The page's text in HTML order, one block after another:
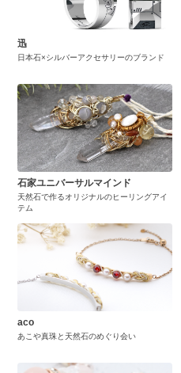
迅
日本石×シルバーアクセサリーのブランド
石家ユニバーサルマインド
天然石で作るオリジナルのヒーリングアイ
テム
aco
あこや真珠と天然石のめぐり会い